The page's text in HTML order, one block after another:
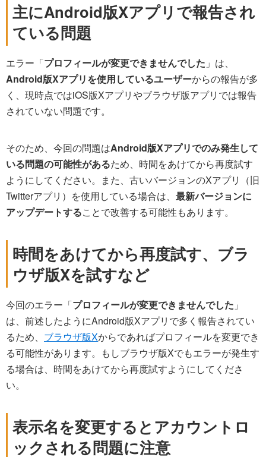
主にAndroid版Xアプリで報告され
ている問題
エラー「プロフィールが変更できませんでした 」は、
Android版Xアプリを使用しているユーザーからの報告が多
く、現時点ではiOS版Xアプリやブラウザ版アプリでは報告
されていない問題です。
そのため、今回の問題はAndroid版Xアプリでのみ発生して
いる問題の可能性があるため、時間をあけてから再度試す
ようにしてください。また、古いバージョンのXアプリ（旧
Twitterアプリ）を使用している場合は、 最新バージョンに
アップデートすることで改善する可能性もあります。
時間をあけてから再度試す、ブラ
ウザ版Xを試すなど
今回のエラー「プロフィールが変更できませんでした 」
は、前述したようにAndroid版Xアプリで多く報告されてい
るため、 ブラウザ版Xからであればプロフィールを変更でき
る可能性があります。もしブラウザ版Xでもエラーが発生す
る場合は、時間をあけてから再度試すようにしてくださ
い。
表示名を変更するとアカウントロ
ックされる問題に注意